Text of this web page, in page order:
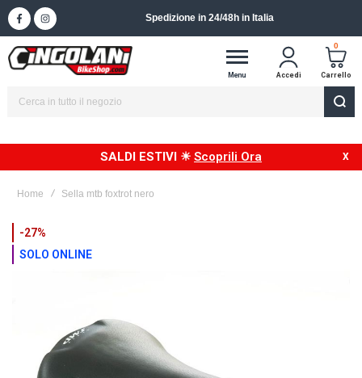
Spedizione in 24/48h in Italia
Menu Accedi
0
Carrello
SALDI ESTIVI ☀ Scoprili Ora
Home Sella mtb foxtrot nero
Vai
alla
fine
-27%
SOLO ONLINE